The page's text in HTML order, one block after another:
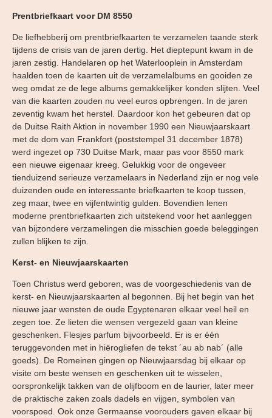
Prentbriefkaart voor DM 8550
De liefhebberij om prentbriefkaarten te verzamelen taande sterk
tijdens de crisis van de jaren dertig. Het dieptepunt kwam in de
jaren zestig. Handelaren op het Waterlooplein in Amsterdam
haalden toen de kaarten uit de verzamelalbums en gooiden ze
weg omdat ze de lege albums gemakkelijker konden slijten. Veel
van die kaarten zouden nu veel euros opbrengen. In de jaren
zeventig kwam het herstel. Daardoor kon het gebeuren dat op
de Duitse Raith Aktion in november 1990 een Nieuwjaarskaart
met de dom van Frankfort (poststempel 31 december 1878)
werd ingezet op 730 Duitse Mark, maar pas voor 8550 mark
een nieuwe eigenaar kreeg. Gelukkig voor de ongeveer
tienduizend serieuze verzamelaars in Nederland zijn er nog vele
duizenden oude en interessante briefkaarten te koop tussen,
zeg maar, twee en vijfentwintig gulden. Bovendien lenen
moderne prentbriefkaarten zich uitstekend voor het aanleggen
van bijzondere verzamelingen die misschien goede beleggingen
zullen blijken te zijn.
Kerst- en Nieuwjaarskaarten
Toen Christus werd geboren, was de voorgeschiedenis van de
kerst- en Nieuwjaarskaarten al begonnen. Bij het begin van het
nieuwe jaar wensten de oude Egyptenaren elkaar veel heil en
zegen toe. Ze lieten die wensen vergezeld gaan van kleine
geschenken. Flesjes parfum bijvoorbeeld. Er is er één
teruggevonden met in hiërogliefen de tekst ´au ab nab´ (alle
goeds). De Romeinen gingen op Nieuwjaarsdag bij elkaar op
visite om beste wensen en geschenken uit te wisselen,
oorspronkelijk takken van de olijfboom en de laurier, later meer
de praktische zaken zoals dadels en vijgen, symbolen van
voorspoed. Ook onze Germaanse voorouders gaven elkaar bij